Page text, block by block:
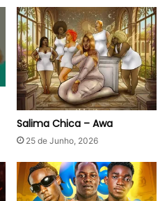
Salima Chica – Awa
25 de Junho, 2026